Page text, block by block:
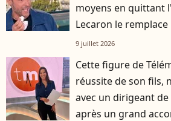
moyens en quittant
Lecaron le remplace
9 juillet 2026
Cette figure de
réussite de son fils,
avec un dirigeant de
après un grand